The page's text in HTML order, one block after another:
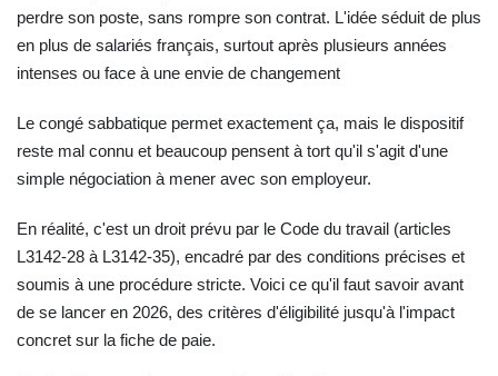
perdre son poste, sans rompre son contrat. L'idée séduit de plus
en plus de salariés français, surtout après plusieurs années
intenses ou face à une envie de changement
Le congé sabbatique permet exactement ça, mais le dispositif
reste mal connu et beaucoup pensent à tort qu'il s'agit d'une
simple négociation à mener avec son employeur.
En réalité, c'est un droit prévu par le Code du travail (articles
L3142‑28 à L3142‑35), encadré par des conditions précises et
soumis à une procédure stricte. Voici ce qu'il faut savoir avant
de se lancer en 2026, des critères d'éligibilité jusqu'à l'impact
concret sur la fiche de paie.